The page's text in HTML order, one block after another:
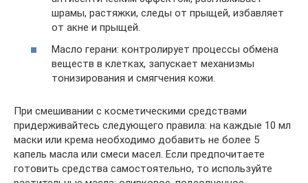
шрамы, растяжки, следы от прыщей, избавляет
от акне и прыщей.
Масло герани: контролирует процессы обмена
веществ в клетках, запускает механизмы
тонизирования и смягчения кожи.
При смешивании с косметическими средствами
придерживайтесь следующего правила: на каждые 10 мл
маски или крема необходимо добавить не более 5
капель масла или смеси масел. Если предпочитаете
готовить средства самостоятельно, то используйте